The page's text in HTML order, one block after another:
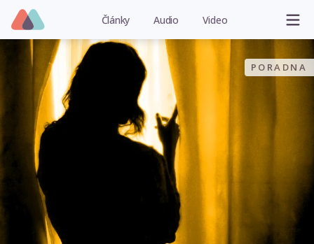
Články Audio Video
PORADNA